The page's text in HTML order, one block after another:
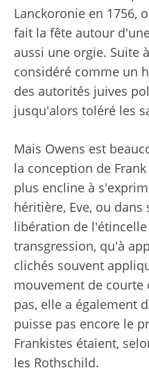
Lanckoronie en 1756,
fait la fête autour
aussi une orgie. Suite
considéré comme un
des autorités juives
jusqu'alors toléré les
Mais Owens est
la conception de
plus encline à
héritière, Eve, ou
libération de
transgression, qu'à
clichés souvent
mouvement de courte
pas, elle a également
puisse pas encore le
Frankistes étaient,
les Rothschild.